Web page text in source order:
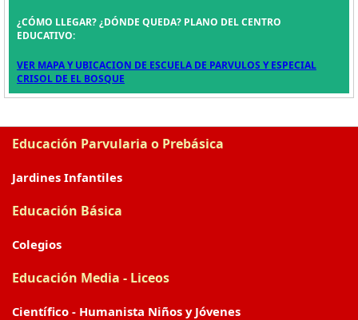
¿CÓMO LLEGAR? ¿DÓNDE QUEDA? PLANO DEL CENTRO
EDUCATIVO:
VER MAPA Y UBICACION DE ESCUELA DE PARVULOS Y ESPECIAL
CRISOL DE EL BOSQUE
Educación Parvularia o Prebásica
Jardines Infantiles
Educación Básica
Colegios
Educación Media - Liceos
Científico - Humanista Niños y Jóvenes